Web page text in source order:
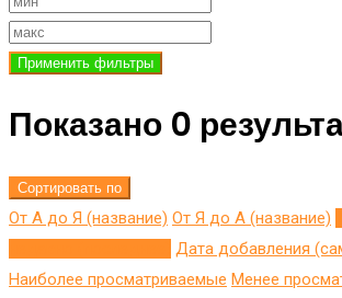
Применить фильтры
Показано 0
Сортировать по
От А до Я (название) От Я до A (название)
Дата добавления
Наиболее просматриваемые Менее